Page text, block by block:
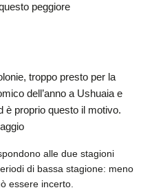
peggiore
troppo presto per la
dell’anno a Ushuaia e
è proprio questo il motivo.
alle due stagioni
di bassa stagione: meno
essere incerto.